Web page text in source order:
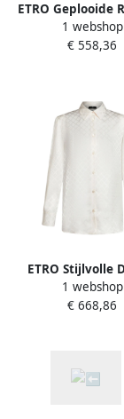
ETRO Geplooide
Paisley Print1 webshop
€ 558,36
ETRO Stijlvolle
Overhemden
Beige Dames
1 webshop
€ 668,86